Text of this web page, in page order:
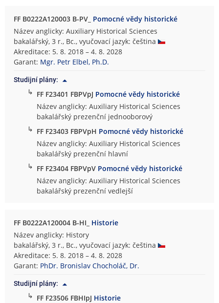
FF B0222A120003 B-PV_ Pomocné vědy historické
Název anglicky: Auxiliary Historical Sciences
bakalářský, 3 r., Bc., vyučovací jazyk: čeština
Akreditace: 5. 8. 2018 – 4. 8. 2028
Garant: Mgr. Petr Elbel, Ph.D.
Studijní plány:
↳ FF F23401 FBPVpJ Pomocné vědy historické
Název anglicky: Auxiliary Historical Sciences
bakalářský prezenční jednooborový
↳ FF F23403 FBPVpH Pomocné vědy historické
Název anglicky: Auxiliary Historical Sciences
bakalářský prezenční hlavní
↳ FF F23404 FBPVpV Pomocné vědy historické
Název anglicky: Auxiliary Historical Sciences
bakalářský prezenční vedlejší
FF B0222A120004 B-HI_ Historie
Název anglicky: History
bakalářský, 3 r., Bc., vyučovací jazyk: čeština
Akreditace: 5. 8. 2018 – 4. 8. 2028
Garant: PhDr. Bronislav Chocholáč, Dr.
Studijní plány:
↳ FF F23506 FBHIpJ Historie